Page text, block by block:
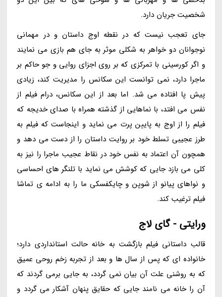
شخصیت جریان دارد.
جای تعجب نیست که در نقطه اوج داستان و در مهمانی
نوجوانان دو خواهر به شکلی موثر به جای هم بازی می نمایند
و اگر کورسینی با تمرکزی که بر روی اجزای روایی و جو حاکم بر
ماجرا دارد، نمی توانست این سکانس را مدیریت کند، زیادی
پیش پا افتاده می شد. اما بعد از این سکانس، درام فیلم از
نفس می افتد، با نماهایی از گذشته همراه با صدای خدیجه که
فیلم را از اوج به پایین پرت می نماید و اینجاست که فیلم به
طرز عجیبی تسلط خود بر روایت داستان را از دست می دهد و
همچون آن اعتماد به نفس خود در نقاط عجیب ماجرا را نیز به
کلی می بازد جایی که کوشش می نماید با تلنگر های احساسی
و نواهای پیانو از شوپن و چایکفسکی ما را به ادامه ی تماشا
فیلم ترغیب کند.
ورایتی - گای لاج
قالب داستانی فیلم بازگشت به خانه حالت استانداردی دارد؛
خانواده ای که پس از سال ها و بعد از تجربه زخم روحی عمیق
که به روشنی علت آن بیان نمی گردد، به جایی برمی گردند که
آن را خانه می نامند جایی که حقایق پنهان آشکار می گردد و